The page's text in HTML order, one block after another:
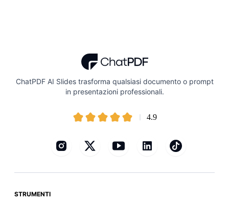
ChatPDF AI Slides trasforma qualsiasi documento o prompt
in presentazioni professionali.
4.9
STRUMENTI